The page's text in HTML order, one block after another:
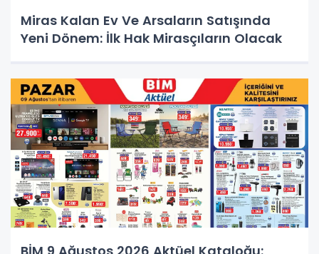
Miras Kalan Ev Ve Arsaların Satışında
Yeni Dönem: İlk Hak Mirasçıların Olacak